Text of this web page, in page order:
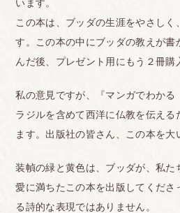
います。
この本は、ブッダの生涯をやさしく
す。この本の中にブッダの教えが書
んだ後、プレゼント用にもう２冊購
私の意見ですが、『マンガでわか
ラジルを含めて西洋に仏教を伝え
ます。出版社の皆さん、この本を大
装幀の緑と黄色は、ブッダが、私た
愛に満ちたこの本を出版してくださ
る詩的な表現ではありません。